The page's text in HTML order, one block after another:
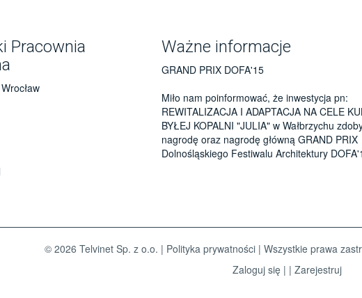
Pracownia
Ważne informacje
GRAND PRIX DOFA'15
Miło nam poinformować, że inwestycja pn:
REWITALIZACJA I ADAPTACJA NA CELE
BYŁEJ KOPALNI "JULIA" w Wałbrzychu
nagrodę oraz nagrodę główną GRAND PRIX
Dolnośląskiego Festiwalu Architektury
© 2026 Telvinet Sp. z o.o. | Polityka prywatności| Wszystkie prawa
Zaloguj się| | Zarejestruj